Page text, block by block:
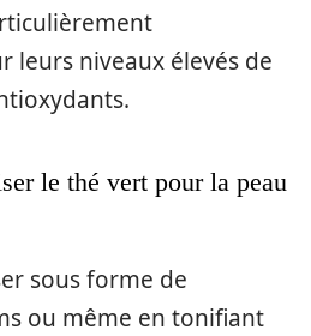
leurs niveaux élevés de
le thé vert pour la peau
sous forme de
ou même en tonifiant